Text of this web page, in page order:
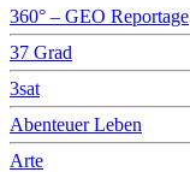
360° – GEO Reportage
37 Grad
3sat
Abenteuer Leben
Arte